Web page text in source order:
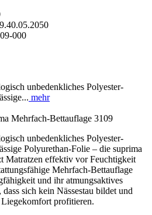
000
unbedenkliches Polyester-
mehr
Mehrfach-Bettauflage 3109
unbedenkliches Polyester-
Polyurethan-Folie – die suprima
Matratzen effektiv vor Feuchtigkeit
Mehrfach-Bettauflage
und ihr atmungsaktives
sich kein Nässestau bildet und
profitieren.